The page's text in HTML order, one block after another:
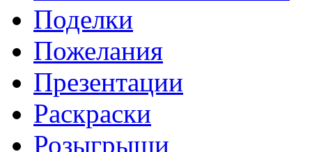
Поделки
Пожелания
Презентации
Раскраски
Розыгрыши